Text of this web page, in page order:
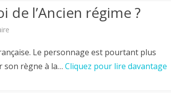
France
s’appellera
régime,
l’arrogance
de l’Ancien régime ?
était
Le personnage est pourtant plus
son règne à la… Cliquez pour lire davantage